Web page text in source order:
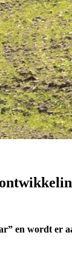
en wordt er